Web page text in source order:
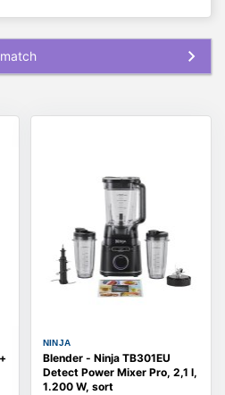
NINJA
Blender - Ninja TB301EU
Detect Power Mixer Pro, 2,1 l,
1.200 W, sort